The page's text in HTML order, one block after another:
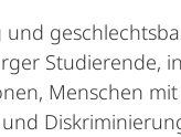
Studierende,
Menschen